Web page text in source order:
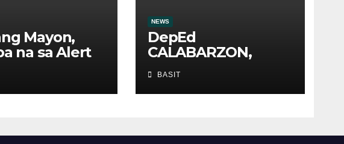
Mayon,
na sa Alert
NEWS
DepEd
CALABARZON,
masustansyang
pagkain sa School-
BASIT